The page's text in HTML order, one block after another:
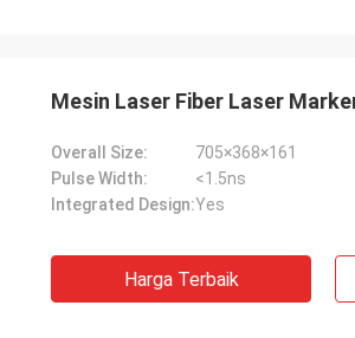
Mesin Laser Fiber Laser
Overall Size:
705×368×161
Pulse Width:
<1.5ns
Integrated Design:Yes
Harga Terbaik